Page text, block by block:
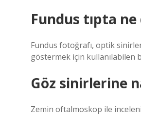
Fundus tıpta
Fundus fotoğrafı, optik
göstermek için
Göz sinirlerine
Zemin oftalmoskop ile